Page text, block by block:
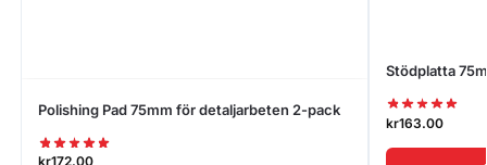
Polishing Pad 75mm för detaljarbeten 2-pack
kr172.00
Stödplatta
kr163.00